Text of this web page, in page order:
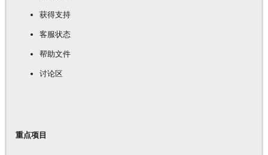
获得支持
客服状态
帮助文件
讨论区
重点项目